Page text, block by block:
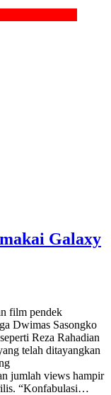
Galaxy
film pendek
Dwimas Sasongko
Reza Rahadian
telah ditayangkan
jumlah views hampir
“Konfabulasi…